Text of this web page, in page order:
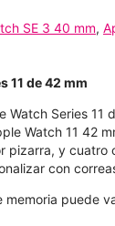
SE 3 40 mm,
11 de 42 mm
Watch Series
Watch 11 42
pizarra, y cuatro
con
puede